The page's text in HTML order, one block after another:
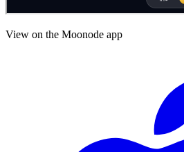
View on the Moonode app